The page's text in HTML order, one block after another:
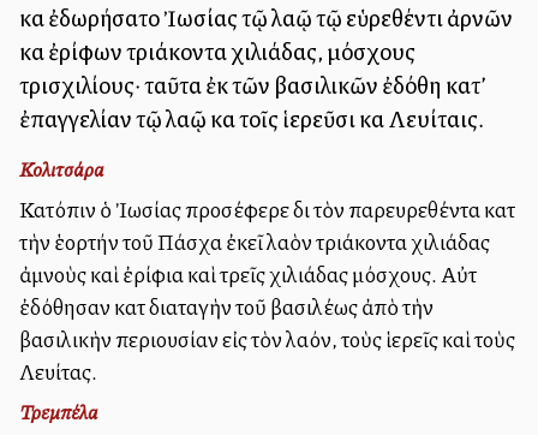
καὶ ἐδωρήσατο Ἰωσίας τῷ λαῷ τῷ εὑρεθέντι ἀρνῶν
καὶ ἐρίφων τριάκοντα χιλιάδας, μόσχους
τρισχιλίους· ταῦτα ἐκ τῶν βασιλικῶν ἐδόθη κατ’
ἐπαγγελίαν τῷ λαῷ καὶ τοῖς ἱερεῦσι καὶ Λευίταις.
Κολιτσάρα
Κατόπιν ὁ Ἰωσίας προσέφερε διὰ τὸν παρευρεθέντα κατὰ
τὴν ἑορτήν τοῦ Πάσχα ἐκεῖ λαὸν τριάκοντα χιλιάδας
ἀμνοὺς καὶ ἐρίφια καὶ τρεῖς χιλιάδας μόσχους. Αὐτὰ
ἐδόθησαν κατὰ διαταγὴν τοῦ βασιλέως ἀπὸ τὴν
βασιλικὴν περιουσίαν εἰς τὸν λαόν, τοὺς ἱερεῖς καὶ τοὺς
Λευίτας.
Τρεμπέλα